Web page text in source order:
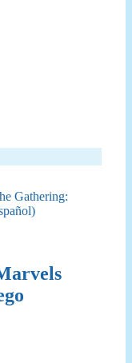
Gathering: